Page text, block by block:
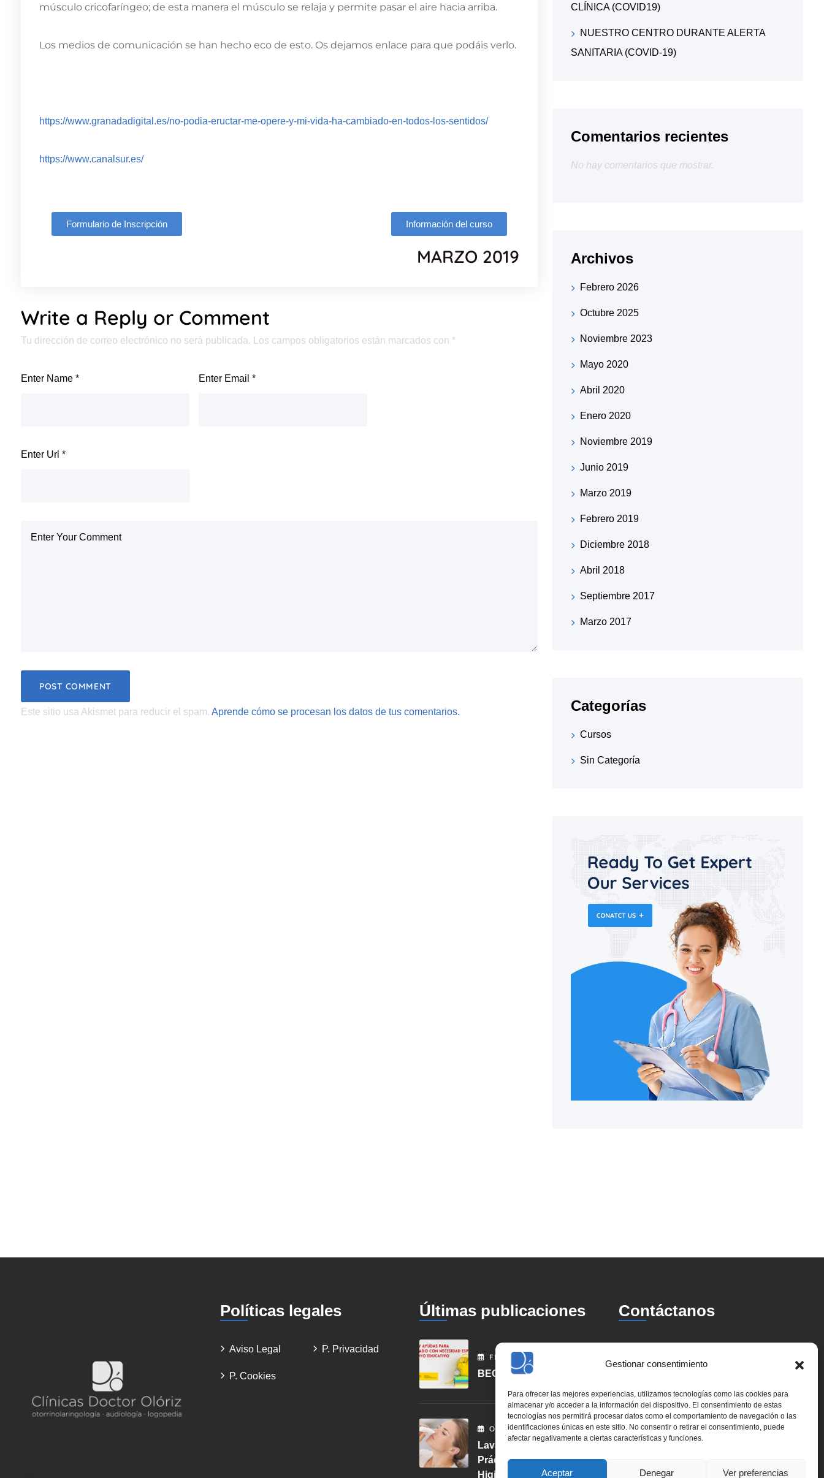
Gestionar consentimiento
Para ofrecer las mejores experiencias, utilizamos tecnologías como las cookies para
almacenar y/o acceder a la información del dispositivo. El consentimiento de estas
tecnologías nos permitirá procesar datos como el comportamiento de navegación o las
identificaciones únicas en este sitio. No consentir o retirar el consentimiento, puede
afectar negativamente a ciertas características y funciones.
Aceptar Denegar Ver preferencias
músculo cricofaríngeo; de esta manera el músculo se relaja y permite pasar el aire hacia arriba.
Los medios de comunicación se han hecho eco de esto. Os dejamos enlace para que podáis verlo.
https://www.granadadigital.es/no-podia-eructar-me-opere-y-mi-vida-ha-cambiado-en-todos-los-sentidos/
https://www.canalsur.es/
Formulario de Inscripción Información del curso
MARZO 2019
Write a Reply or Comment
Tu dirección de correo electrónico no será publicada. Los campos obligatorios están marcados con *
Enter Name * Enter Email *
Enter Url *
Este sitio usa Akismet para reducir el spam. Aprende cómo se procesan los datos de tus comentarios.
CLÍNICA (COVID19)
NUESTRO CENTRO DURANTE ALERTA
SANITARIA (COVID-19)
Comentarios recientes
No hay comentarios que mostrar.
Archivos
Febrero 2026
Octubre 2025
Noviembre 2023
Mayo 2020
Abril 2020
Enero 2020
Noviembre 2019
Junio 2019
Marzo 2019
Febrero 2019
Diciembre 2018
Abril 2018
Septiembre 2017
Marzo 2017
Categorías
Cursos
Sin Categoría
Políticas legales
Aviso Legal P. Privacidad
P. Cookies
Últimas publicaciones
FEBRERO , 2026
BECAS NEAE
OCTUBRE10, 2025
Lavados Nasales: Guía
Práctica Para La
Higiene Y Salud
Contáctanos
Avenida Dr. Olóriz 2 duplicado 1º A –
18012 Granada Avenida de la